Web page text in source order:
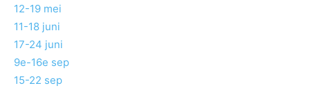
12-19 mei
11-18 juni
17-24 juni
9e-16e sep
15-22 sep